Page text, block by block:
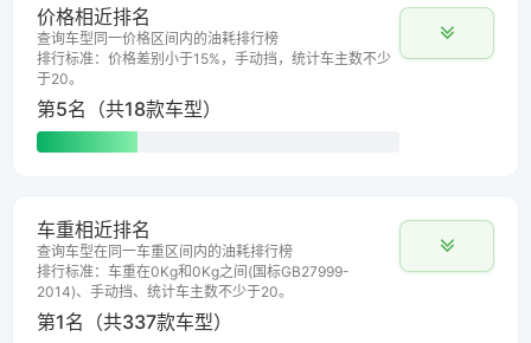
价格相近排名
查询车型同一价格区间内的油耗排行榜
排行标准：价格差别小于15%，手动挡，统计车主数不少
于20。
第5名（共18款车型）
车重相近排名
查询车型在同一车重区间内的油耗排行榜
排行标准：车重在0Kg和0Kg之间(国标GB27999-
2014)、手动挡、统计车主数不少于20。
第1名（共337款车型）